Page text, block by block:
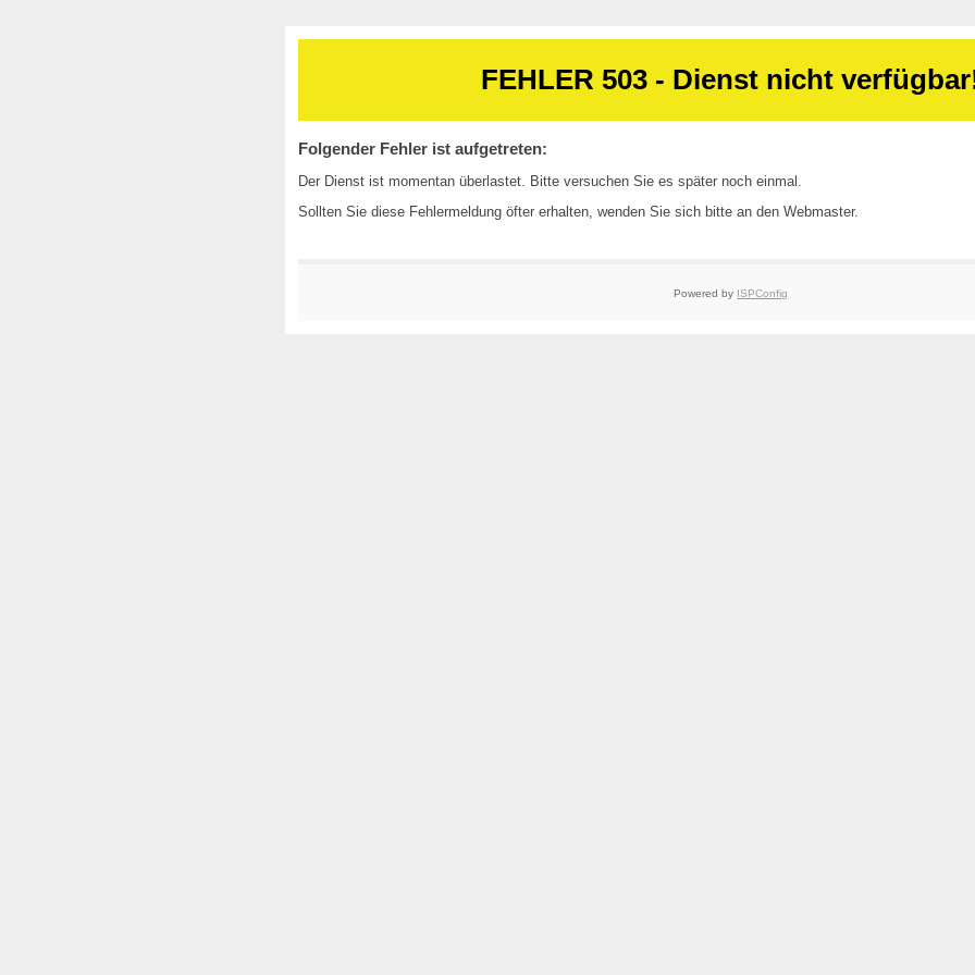
FEHLER 503 - Dienst nicht
Folgender Fehler ist aufgetreten:
Der Dienst ist momentan überlastet. Bitte versuchen Sie es später noch einmal.
Sollten Sie diese Fehlermeldung öfter erhalten, wenden Sie sich bitte an den Webmaster.
Powered by ISPConfig